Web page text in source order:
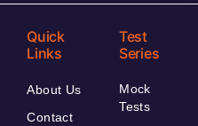
Quick
Links
About Us
Contact
Test
Series
Mock
Tests